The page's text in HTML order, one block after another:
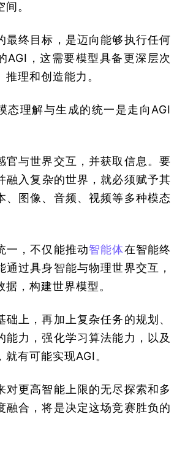
。
最终目标，是迈向能够执行任何
AGI，这需要模型具备更深层次
理和创造能力。
态理解与生成的统一是走向AGI
官与世界交互，并获取信息。要
融入复杂的世界，就必须赋予其
、图像、音频、视频等多种模态
一，不仅能推动智能体在智能终
通过具身智能与物理世界交互，
据，构建世界模型。
础上，再加上复杂任务的规划、
能力，强化学习算法能力，以及
有可能实现AGI。
对更高智能上限的无尽探索和多
融合，将是决定这场竞赛胜负的